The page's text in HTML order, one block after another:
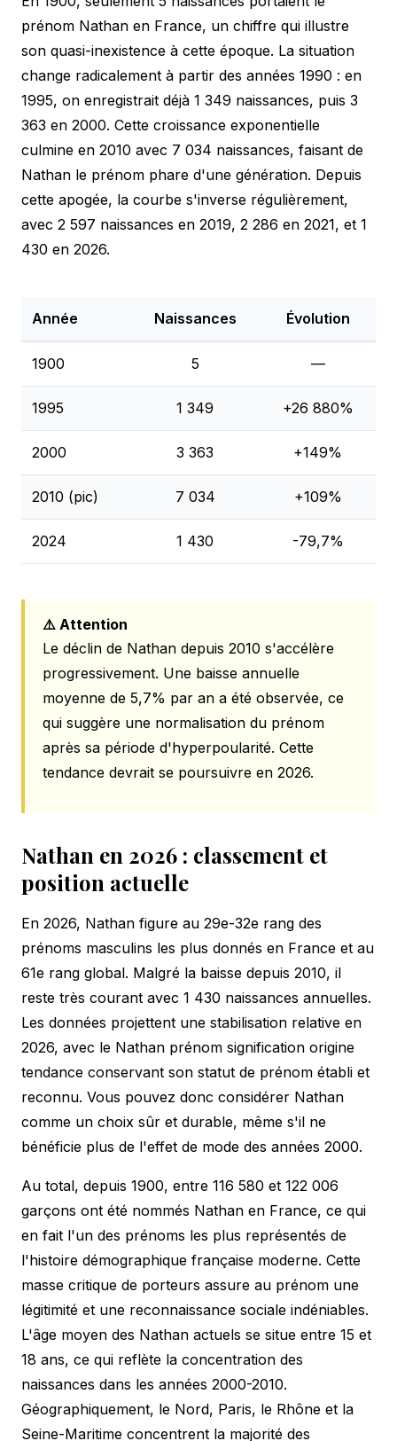
prénom Nathan en France, un chiffre qui illustre
son quasi-inexistence à cette époque. La situation
change radicalement à partir des années 1990 : en
1995, on enregistrait déjà 1 349 naissances, puis 3
363 en 2000. Cette croissance exponentielle
culmine en 2010 avec 7 034 naissances, faisant de
Nathan le prénom phare d'une génération. Depuis
cette apogée, la courbe s'inverse régulièrement,
avec 2 597 naissances en 2019, 2 286 en 2021, et 1
430 en 2026.
Année Naissances Évolution
1900 5 —
1995 1 349 +26 880%
2000 3 363 +149%
2010 (pic) 7 034 +109%
2024 1 430 -79,7%
⚠️ Attention
Le déclin de Nathan depuis 2010 s'accélère
progressivement. Une baisse annuelle
moyenne de 5,7% par an a été observée, ce
qui suggère une normalisation du prénom
après sa période d'hyperpoularité. Cette
tendance devrait se poursuivre en 2026.
Nathan en 2026 : classement et
position actuelle
En 2026, Nathan figure au 29e-32e rang des
prénoms masculins les plus donnés en France et au
61e rang global. Malgré la baisse depuis 2010, il
reste très courant avec 1 430 naissances annuelles.
Les données projettent une stabilisation relative en
2026, avec le Nathan prénom signification origine
tendance conservant son statut de prénom établi et
reconnu. Vous pouvez donc considérer Nathan
comme un choix sûr et durable, même s'il ne
bénéficie plus de l'effet de mode des années 2000.
Au total, depuis 1900, entre 116 580 et 122 006
garçons ont été nommés Nathan en France, ce qui
en fait l'un des prénoms les plus représentés de
l'histoire démographique française moderne. Cette
masse critique de porteurs assure au prénom une
légitimité et une reconnaissance sociale indéniables.
L'âge moyen des Nathan actuels se situe entre 15 et
18 ans, ce qui reflète la concentration des
naissances dans les années 2000-2010.
Géographiquement, le Nord, Paris, le Rhône et la
Seine-Maritime concentrent la majorité des